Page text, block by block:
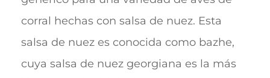
corral hechas con salsa de nuez. Esta
salsa de nuez es conocida como bazhe,
cuya salsa de nuez georgiana es la más